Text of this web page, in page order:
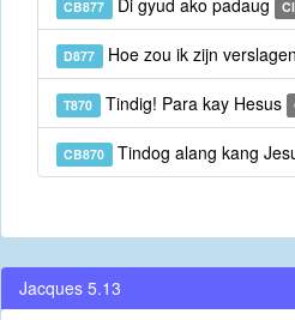
CB877 Di gyud ako padaug
D877 Hoe zou ik zijn verslagen
T870 Tindig! Para kay Hesus
CB870 Tindog alang kang
Jacques 5.13